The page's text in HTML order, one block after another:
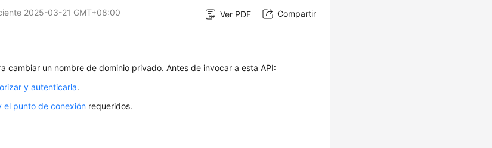
2025-03-21 GMT+08:00 Ver PDF Compartir
cambiar un nombre de dominio privado. Antes de invocar a esta API:
y autenticarla.
el punto de conexión requeridos.